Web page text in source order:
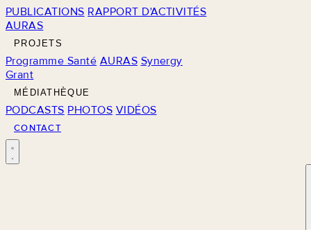
PUBLICATIONS RAPPORT D'ACTIVITÉS
AURAS
PROJETS
Programme Santé AURAS Synergy
Grant
MÉDIATHÈQUE
PODCASTS PHOTOS VIDÉOS
CONTACT